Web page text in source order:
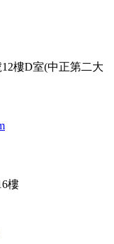
樓D室(中正第二大
樓